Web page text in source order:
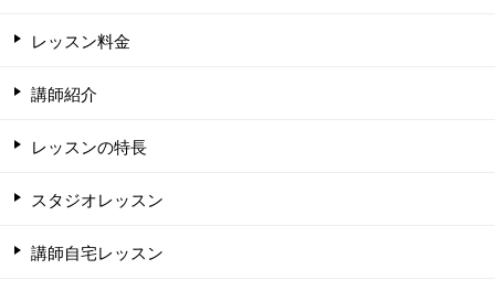
レッスン料金
講師紹介
レッスンの特長
スタジオレッスン
講師自宅レッスン